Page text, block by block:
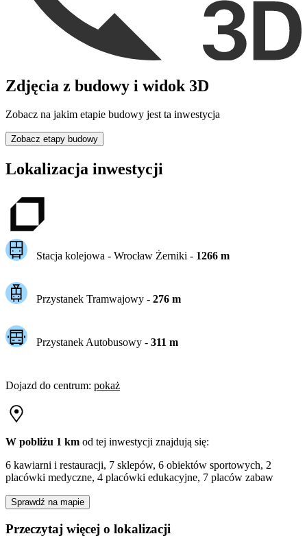
Zdjęcia z budowy i widok 3D
Zobacz na jakim etapie budowy jest ta inwestycja
Zobacz etapy budowy
Lokalizacja inwestycji
Stacja kolejowa - Wrocław Żerniki - 1266m
Przystanek Tramwajowy - 276m
Przystanek Autobusowy - 311 m
Dojazd do centrum: pokaż
W pobliżu 1 km od tej inwestycji znajdują się:
6 kawiarni i restauracji, 7 sklepów, 6 obiektów sportowych, 2
placówki medyczne, 4 placówki edukacyjne, 7 placów zabaw
Sprawdź na mapie
Przeczytaj więcej o lokalizacji